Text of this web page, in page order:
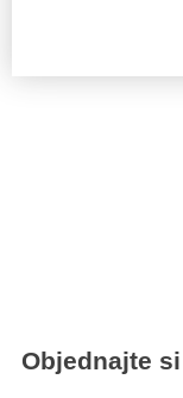
Objednajte